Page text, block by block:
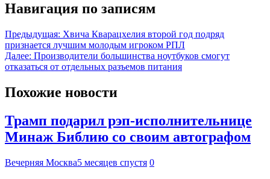
Навигация по записям
Предыдущая: Хвича Кварацхелия второй год подряд
признается лучшим молодым игроком РПЛ
Далее: Производители большинства ноутбуков смогут
отказаться от отдельных разъемов питания
Похожие новости
Трамп подарил рэп-исполнительнице
Минаж Библию со своим автографом
Вечерняя Москва5 месяцев спустя 0